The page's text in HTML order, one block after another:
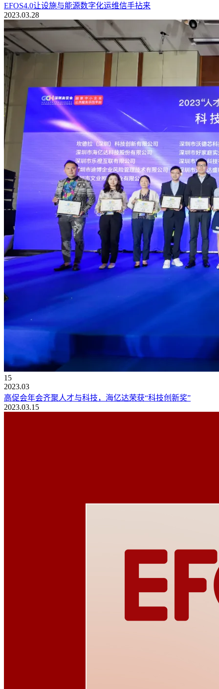
EFOS4.0让设施与能源数字化运维信手拈来
2023.03.28
15
2023.03
高促会年会齐聚人才与科技，海亿达荣获“科技创新奖”
2023.03.15